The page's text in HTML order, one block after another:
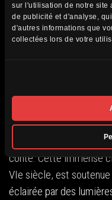
sur l'utilisation de notre site
de publicité et d'analyse,
d'autres informations que
collectées lors de votre
Descendez sous la
Basilique, un lieu
conte. Cette immense
VIe siècle, est
éclairée par des